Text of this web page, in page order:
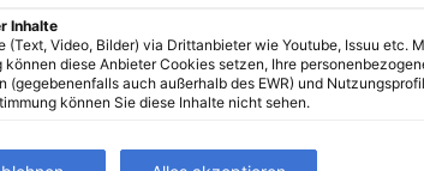
Inhalte
(Text, Video, Bilder) via Drittanbieter wie Youtube, Issuu etc.
können diese Anbieter Cookies setzen, Ihre
(gegebenenfalls auch außerhalb des EWR) und
können Sie diese Inhalte nicht sehen.